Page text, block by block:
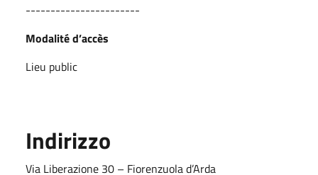
-----------------------
Modalité d’accès
Lieu public
Indirizzo
Via Liberazione 30 – Fiorenzuola d’Arda